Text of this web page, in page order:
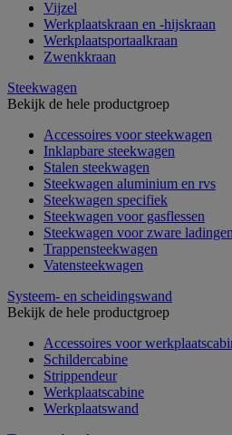
Vijzel
Werkplaatskraan en -hijskraan
Werkplaatsportaalkraan
Zwenkkraan
Steekwagen
Bekijk de hele productgroep
Accessoires voor steekwagen
Inklapbare steekwagen
Stalen steekwagen
Steekwagen aluminium en rvs
Steekwagen specifiek
Steekwagen voor gasflessen
Steekwagen voor zware ladingen
Trappensteekwagen
Vatensteekwagen
Systeem- en scheidingswand
Bekijk de hele productgroep
Accessoires voor
Schildercabine
Strippendeur
Werkplaatscabine
Werkplaatswand